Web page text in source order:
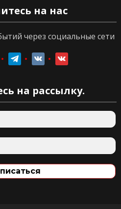
на нас
через социальные сети
telegramvkontaktevkontakte
на рассылку.